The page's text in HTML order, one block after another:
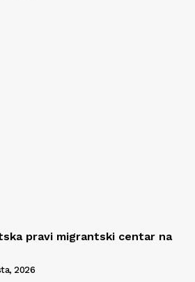
pravi migrantski centar na
2026